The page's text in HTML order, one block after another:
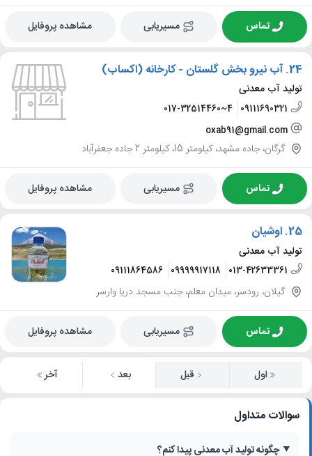
تماس مسیریابی مشاهده پروفایل
24. آب نیرو بخش گلستان - کارخانه (اکساب)
تولید آب معدنی
09111690321
017-32514460~4
oxab91@gmail.com
گرگان، جاده مشهد، کیلومتر 15، کیلومتر 2 جاده جعفرآباد
تماس مسیریابی مشاهده پروفایل
25. اوشیان
تولید آب معدنی
013-42633361
09999917118
09111864586
گیلان، رودسر، میدان معلم، جنب مسجد دریا وارسر
تماس مسیریابی مشاهده پروفایل
اول قبل بعد آخر
سوالات متداول
چگونه تولید آب معدنی پیدا کنم؟